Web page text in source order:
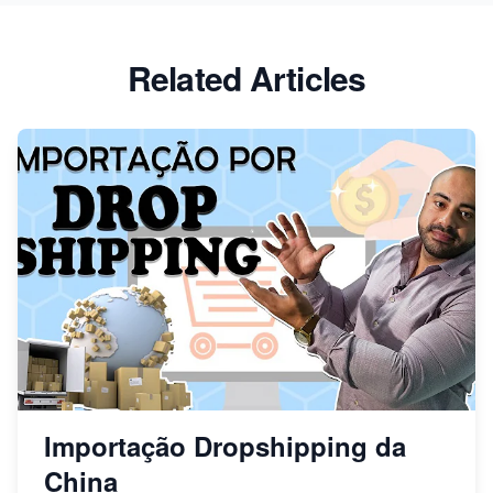
Related Articles
Importação Dropshipping da
China